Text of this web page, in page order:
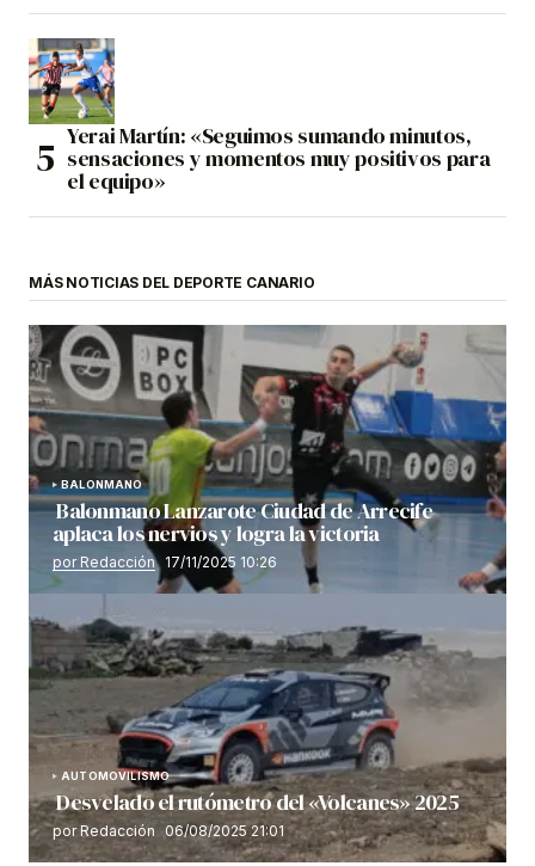
Yerai Martín: «Seguimos sumando minutos,
sensaciones y momentos muy positivos para
el equipo»
MÁS NOTICIAS DEL DEPORTE CANARIO
BALONMANO
Balonmano Lanzarote Ciudad de Arrecife
aplaca los nervios y logra la victoria
por Redacción 17/11/2025 10:26
AUTOMOVILISMO
Desvelado el rutómetro del «Volcanes» 2025
por Redacción 06/08/2025 21:01